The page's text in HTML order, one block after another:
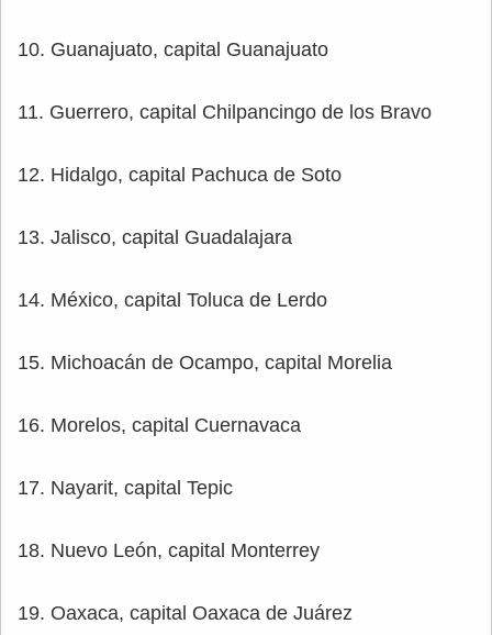
10. Guanajuato, capital Guanajuato
11. Guerrero, capital Chilpancingo de los Bravo
12. Hidalgo, capital Pachuca de Soto
13. Jalisco, capital Guadalajara
14. México, capital Toluca de Lerdo
15. Michoacán de Ocampo, capital Morelia
16. Morelos, capital Cuernavaca
17. Nayarit, capital Tepic
18. Nuevo León, capital Monterrey
19. Oaxaca, capital Oaxaca de Juárez